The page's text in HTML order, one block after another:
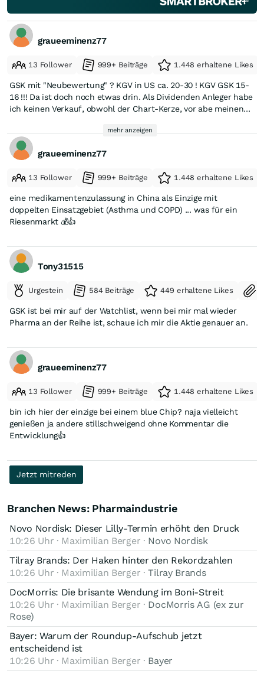
graueeminenz77
13 Follower 999+ Beiträge 1.448 erhaltene Likes
GSK mit "Neubewertung" ? KGV in US ca. 20-30 ! KGV GSK 15-
16 !!! Da ist doch noch etwas drin. Als Dividenden Anleger habe
ich keinen Verkauf, obwohl der Chart-Kerze, vor abe meinen
... wait and see 🤔💰
mehr anzeigen
graueeminenz77
13 Follower 999+ Beiträge 1.448 erhaltene Likes
eine medikamentenzulassung in China als Einzige mit
doppelten Einsatzgebiet (Asthma und COPD) ... was für ein
Riesenmarkt 💰👍
Tony31515
Urgestein 584 Beiträge 449 erhaltene Likes
GSK ist bei mir auf der Watchlist, wenn bei mir mal wieder
Pharma an der Reihe ist, schaue ich mir die Aktie genauer an.
graueeminenz77
13 Follower 999+ Beiträge 1.448 erhaltene Likes
bin ich hier der einzige bei einem blue Chip? naja vielleicht
genießen ja andere stillschweigend ohne Kommentar die
Entwicklung👍
Jetzt mitreden
Branchen News: Pharmaindustrie
Novo Nordisk: Dieser Lilly-Termin erhöht den Druck
10:26 Uhr · Maximilian Berger · Novo Nordisk
Tilray Brands: Der Haken hinter den Rekordzahlen
10:26 Uhr · Maximilian Berger ·Tilray Brands
DocMorris: Die brisante Wendung im Boni-Streit
10:26 Uhr · Maximilian Berger · DocMorris AG (ex zur
Rose)
Bayer: Warum der Roundup-Aufschub jetzt
entscheidend ist
10:26 Uhr · Maximilian Berger · Bayer